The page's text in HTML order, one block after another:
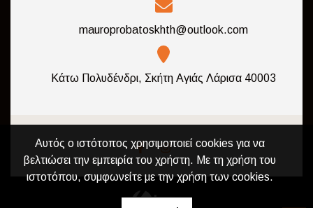
mauroprobatoskhth@outlook.com
Κάτω Πολυδένδρι, Σκήτη Αγιάς Λάρισα 40003
Αυτός ο ιστότοπος χρησιμοποιεί cookies για να
βελτιώσει την εμπειρία του χρήστη. Με τη χρήση του
ιστοτόπου, συμφωνείτε με την χρήση των cookies.